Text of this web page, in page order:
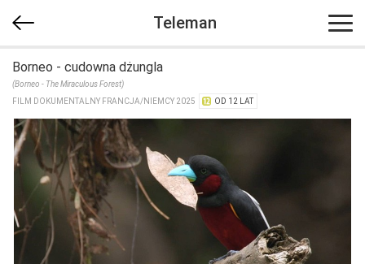
Teleman
Borneo - cudowna dżungla
(Borneo - The Miraculous Forest)
FILM DOKUMENTALNY FRANCJA/​NIEMCY 2025
OD 12 LAT